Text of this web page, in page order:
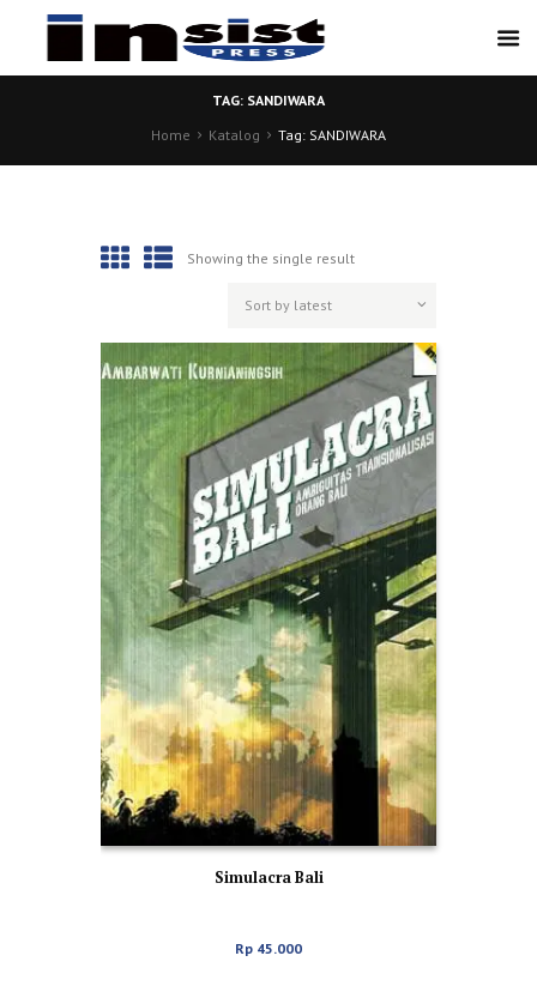
TAG: SANDIWARA
Home
Katalog Tag: SANDIWARA
Showing the single result
Simulacra Bali
Rp 45.000